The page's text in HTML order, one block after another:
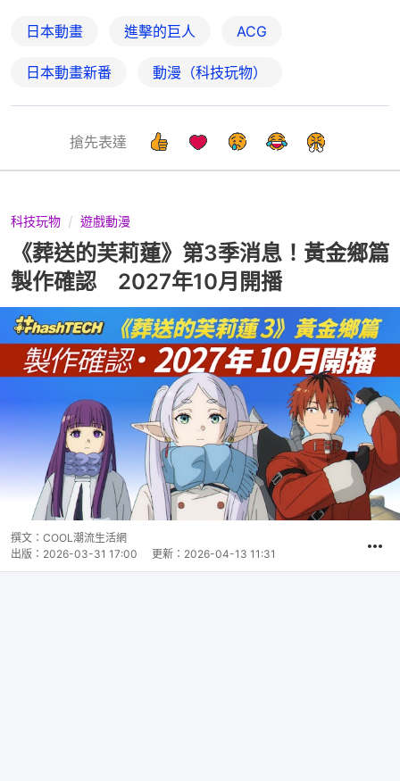
日本動畫 進擊的巨人 ACG
日本動畫新番 動漫（科技玩物）
搶先表達
科技玩物 遊戲動漫
《葬送的芙莉蓮》第3季消息！黃金鄉篇
製作確認 2027年10月開播
撰文： COOL潮流生活網
出版： 2026-03-31 17:00 更新： 2026-04-13 11:31